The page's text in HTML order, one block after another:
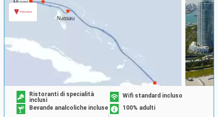
Ristoranti di specialità
inclusi
Wifi standard incluso
Bevande analcoliche incluse
100% adulti